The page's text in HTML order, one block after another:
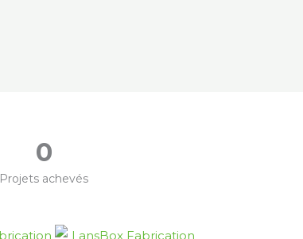
Projets achevés
0